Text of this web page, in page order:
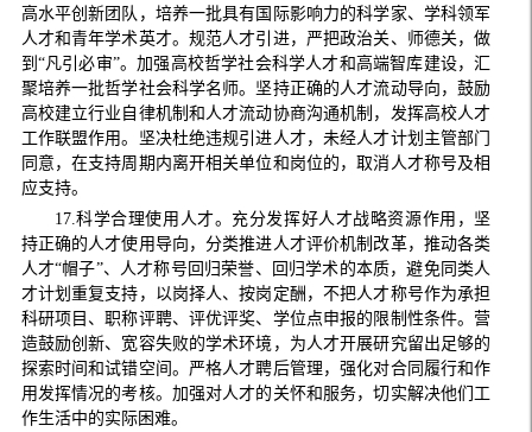
高水平创新团队，培养一批具有国际影响力的科学家、学科领军
人才和青年学术英才。规范人才引进，严把政治关、师德关，做
到“凡引必审”。加强高校哲学社会科学人才和高端智库建设，汇
聚培养一批哲学社会科学名师。坚持正确的人才流动导向，鼓励
高校建立行业自律机制和人才流动协商沟通机制，发挥高校人才
工作联盟作用。坚决杜绝违规引进人才，未经人才计划主管部门
同意，在支持周期内离开相关单位和岗位的，取消人才称号及相
应支持。
17.科学合理使用人才。充分发挥好人才战略资源作用，坚
持正确的人才使用导向，分类推进人才评价机制改革，推动各类
人才“帽子”、人才称号回归荣誉、回归学术的本质，避免同类人
才计划重复支持，以岗择人、按岗定酬，不把人才称号作为承担
科研项目、职称评聘、评优评奖、学位点申报的限制性条件。营
造鼓励创新、宽容失败的学术环境，为人才开展研究留出足够的
探索时间和试错空间。严格人才聘后管理，强化对合同履行和作
用发挥情况的考核。加强对人才的关怀和服务，切实解决他们工
作生活中的实际困难。